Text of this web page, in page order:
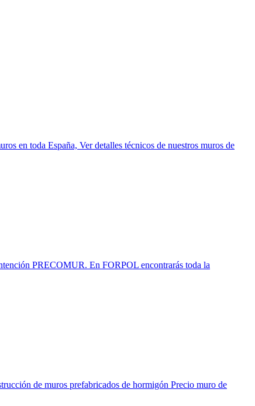
toda España, Ver detalles técnicos de nuestros muros de
PRECOMUR. En FORPOL encontrarás toda la
de muros prefabricados de hormigón Precio muro de